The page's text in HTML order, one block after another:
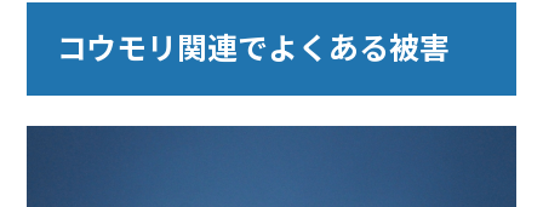
コウモリ関連でよくある被害